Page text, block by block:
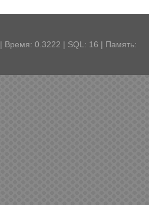
| Время: 0.3222 | SQL: 16 | Память: